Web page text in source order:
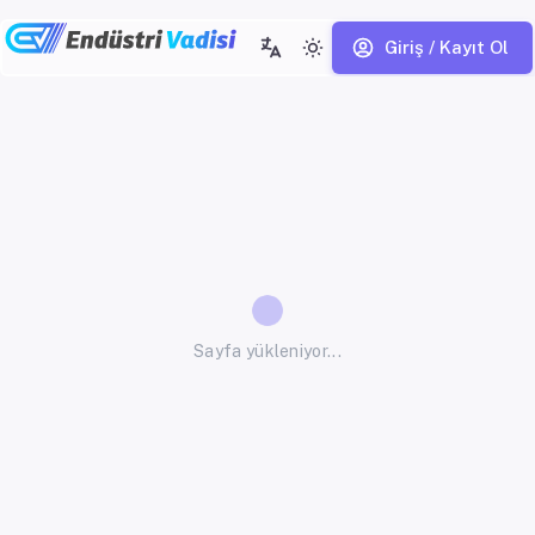
Giriş / Kayıt Ol
Sayfa yükleniyor...